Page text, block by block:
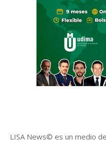
LISA News© es un medio